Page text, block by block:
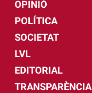
OPINIÓ
POLÍTICA
SOCIETAT
LVL
EDITORIAL
TRANSPARÈNCIA